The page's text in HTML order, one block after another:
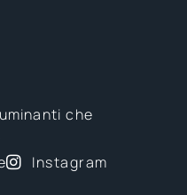
che
Instagram